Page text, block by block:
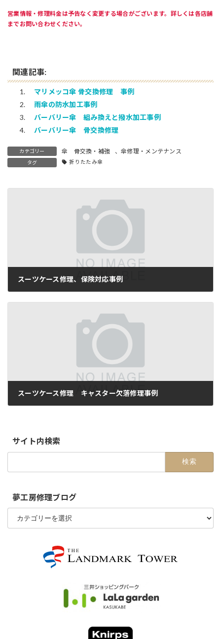
営業情報・修理料金は予告なく変更する場合がございます。詳しくは各店舗
までお問い合わせください。
関連記事:
マリメッコ傘 骨交換修理 事例
雨傘の防水加工事例
バーバリー傘 組み換えと撥水加工事例
バーバリー傘 骨交換修理
カテゴリー 傘 骨交換・補強 、傘修理・メンテナンス
タグ 折りたたみ傘
スーツケース修理、保険対応事例
スーツケース修理 キャスター欠落修理事例
サイト内検索
夢工房修理ブログ
夢
房